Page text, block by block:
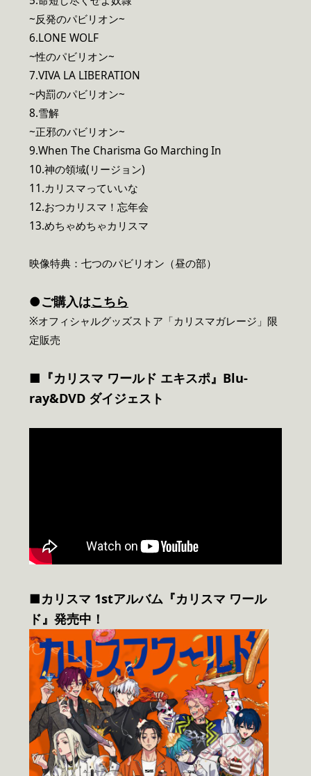
~反発のパビリオン~
6.LONE WOLF
~性のパビリオン~
7.VIVA LA LIBERATION
~内罰のパビリオン~
8.雪解
~正邪のパビリオン~
9.When The Charisma Go Marching In
10.神の領域(リージョン)
11.カリスマっていいな
12.おつカリスマ！忘年会
13.めちゃめちゃカリスマ
映像特典：七つのパビリオン（昼の部）
●ご購入はこちら
※オフィシャルグッズストア「カリスマガレージ」限
定販売
■『カリスマ ワールド エキスポ』Blu-
ray&DVD ダイジェスト
■カリスマ 1stアルバム『カリスマ ワール
ド』発売中！